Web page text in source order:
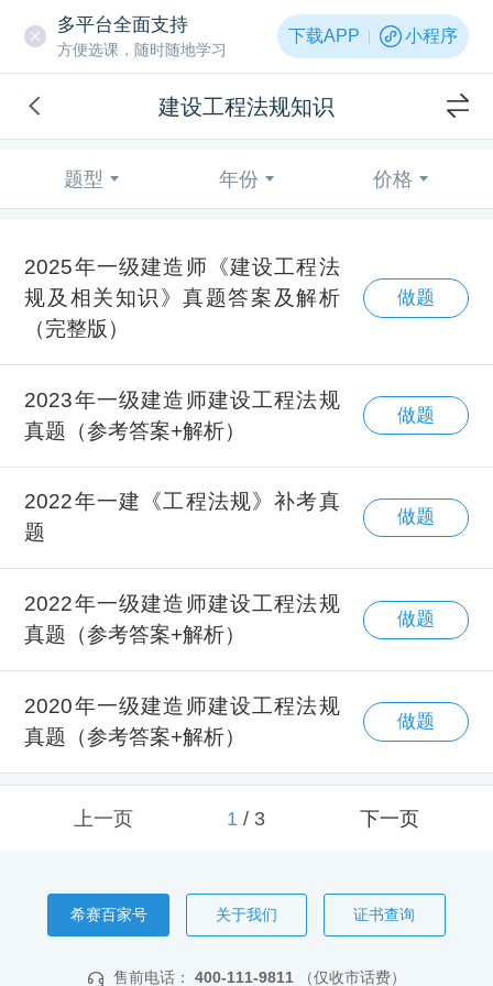
多平台全面支持
方便选课，随时随地学习
下载APP 小程序
建设工程法规知识
题型 年份 价格
2025年一级建造师《建设工程法
规及相关知识》真题答案及解析
（完整版）
做题
2023年一级建造师建设工程法规
真题（参考答案+解析）
做题
2022年一建《工程法规》补考真
题
做题
2022年一级建造师建设工程法规
真题（参考答案+解析）
做题
2020年一级建造师建设工程法规
真题（参考答案+解析）
做题
上一页 1/ 3 下一页
希赛百家号 关于我们 证书查询
售前电话： 400-111-9811 （仅收市话费）